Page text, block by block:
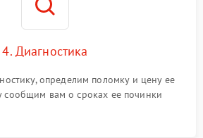
4. Диагностика
определим поломку и цену ее
сообщим вам о сроках ее починки